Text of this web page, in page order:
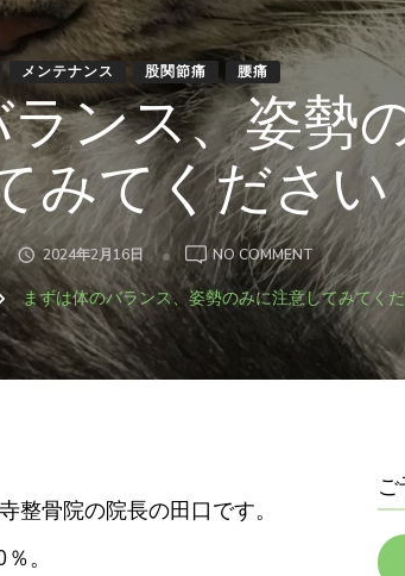
メンテナンス 股関節痛 腰痛
ンス、姿勢
みてください
2024年2月16日 NO COMMENTON
ま
ず
は
体
の
ン
まずは体のバランス、姿勢のみに注意してみてく
骨院の院長の田口です。
。